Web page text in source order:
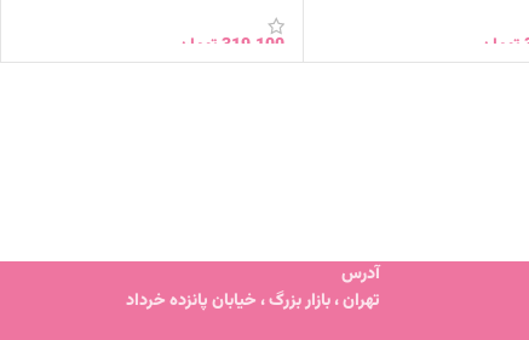
تومان 319,100تومان
آدرس
تهران ، بازار بزرگ ، خیابان پانزده خرداد